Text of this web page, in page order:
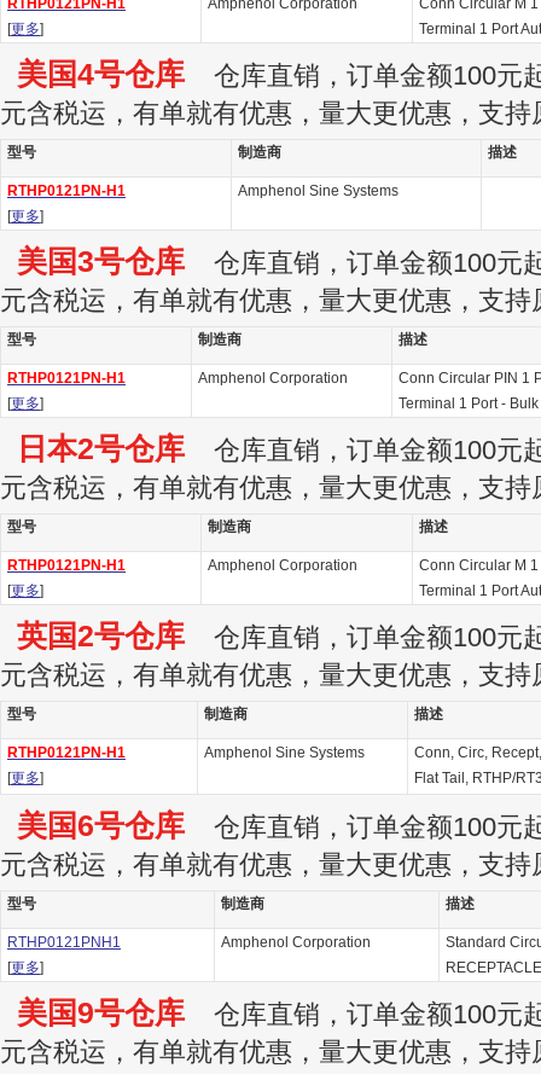
RTHP0121PN-H1
[更多]
Amphenol Corporation
Conn Circular M
Terminal 1 Port
美国4号仓库 仓库直销，订单金额100元
元含税运，有单就有优惠，量大更优惠，支持
型号 制造商 描述
RTHP0121PN-H1
[更多]
Amphenol Sine Systems
美国3号仓库 仓库直销，订单金额100元
元含税运，有单就有优惠，量大更优惠，支持
型号 制造商 描述
RTHP0121PN-H1
[更多]
Amphenol Corporation
Conn Circular PIN 1
Terminal 1 Port -
日本2号仓库 仓库直销，订单金额100元
元含税运，有单就有优惠，量大更优惠，支持
型号 制造商 描述
RTHP0121PN-H1
[更多]
Amphenol Corporation
Conn Circular M
Terminal 1 Port
英国2号仓库 仓库直销，订单金额100元
元含税运，有单就有优惠，量大更优惠，支持
型号 制造商 描述
RTHP0121PN-H1
[更多]
Amphenol Sine Systems
Conn, Circ,
Flat Tail, RTHP/
美国6号仓库 仓库直销，订单金额100元
元含税运，有单就有优惠，量大更优惠，支持
型号 制造商 描述
RTHP0121PNH1
[更多]
Amphenol Corporation
Standard
RECEPTACLE
美国9号仓库 仓库直销，订单金额100元
元含税运，有单就有优惠，量大更优惠，支持